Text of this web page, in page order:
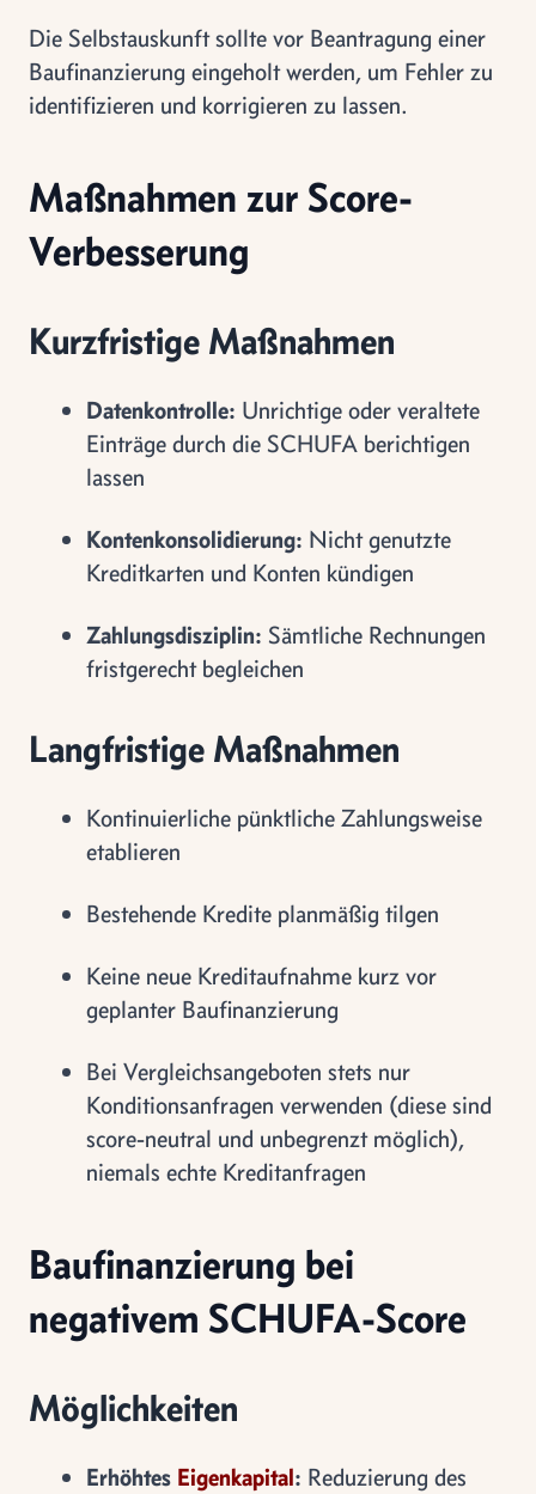
Die Selbstauskunft sollte vor Beantragung einer
Baufinanzierung eingeholt werden, um Fehler zu
identifizieren und korrigieren zu lassen.
Maßnahmen zur Score-
Verbesserung
Kurzfristige Maßnahmen
Datenkontrolle: Unrichtige oder veraltete
Einträge durch die SCHUFA berichtigen
lassen
Kontenkonsolidierung: Nicht genutzte
Kreditkarten und Konten kündigen
Zahlungsdisziplin: Sämtliche Rechnungen
fristgerecht begleichen
Langfristige Maßnahmen
Kontinuierliche pünktliche Zahlungsweise
etablieren
Bestehende Kredite planmäßig tilgen
Keine neue Kreditaufnahme kurz vor
geplanter Baufinanzierung
Bei Vergleichsangeboten stets nur
Konditionsanfragen verwenden (diese sind
score-neutral und unbegrenzt möglich),
niemals echte Kreditanfragen
Baufinanzierung bei
negativem SCHUFA-Score
Möglichkeiten
Erhöhtes Eigenkapital: Reduzierung des